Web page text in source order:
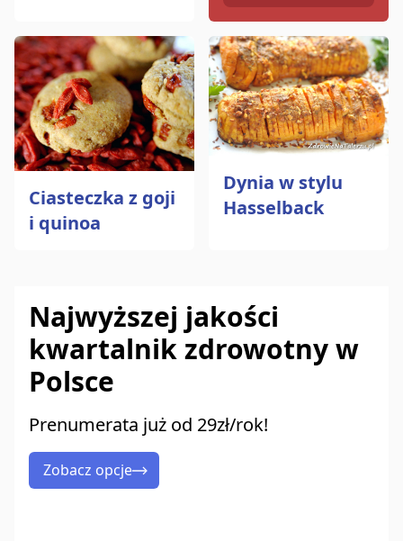
Ciasteczka z goji
i quinoa
Dynia w stylu
Hasselback
Najwyższej jakości
kwartalnik zdrowotny w
Polsce
Prenumerata już od 29zł/rok!
Zobacz opcje